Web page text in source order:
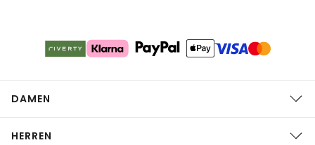
DAMEN
HERREN